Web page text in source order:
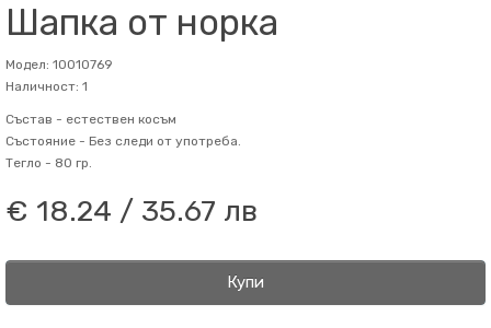
Шапка от норка
Модел: 10010769
Наличност: 1
Състав - естествен косъм
Състояние - Без следи от употреба.
Тегло - 80 гр.
€ 18.24 / 35.67 лв
Купи